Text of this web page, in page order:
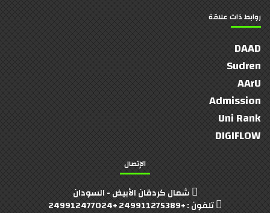
روابط ذات علاقة
DAAD
Sudren
AArU
Admission
Uni Rank
DIGIFLOW
الإتصال
شمال كردقان الأبيض - السودان
تلفون : +249911275389 +249912477024